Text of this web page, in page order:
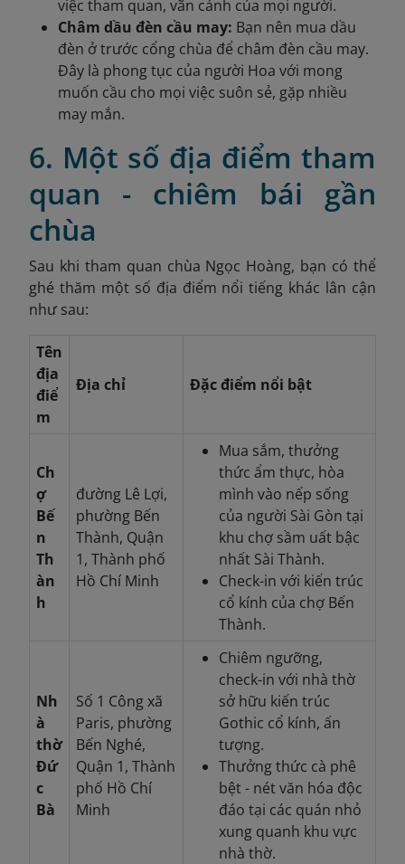
việc tham quan, vãn cảnh của mọi người.
Châm dầu đèn cầu may: Bạn nên mua dầu
đèn ở trước cổng chùa để châm đèn cầu may.
Đây là phong tục của người Hoa với mong
muốn cầu cho mọi việc suôn sẻ, gặp nhiều
may mắn.
6. Một số địa điểm tham
quan - chiêm bái gần
chùa
Sau khi tham quan chùa Ngọc Hoàng, bạn có thể
ghé thăm một số địa điểm nổi tiếng khác lân cận
như sau:
Tên
địa
điể
m
Địa chỉ Đặc điểm nổi bật
Ch
ợ
Bế
n
Th
àn
h
đường Lê Lợi,
phường Bến
Thành, Quận
1, Thành phố
Hồ Chí Minh
Mua sắm, thưởng
thức ẩm thực, hòa
mình vào nếp sống
của người Sài Gòn tại
khu chợ sầm uất bậc
nhất Sài Thành.
Check-in với kiến trúc
cổ kính của chợ Bến
Thành.
Nh
à
thờ
Đứ
c
Bà
Số 1 Công xã
Paris, phường
Bến Nghé,
Quận 1, Thành
phố Hồ Chí
Minh
Chiêm ngưỡng,
check-in với nhà thờ
sở hữu kiến trúc
Gothic cổ kính, ấn
tượng.
Thưởng thức cà phê
bệt - nét văn hóa độc
đáo tại các quán nhỏ
xung quanh khu vực
nhà thờ.